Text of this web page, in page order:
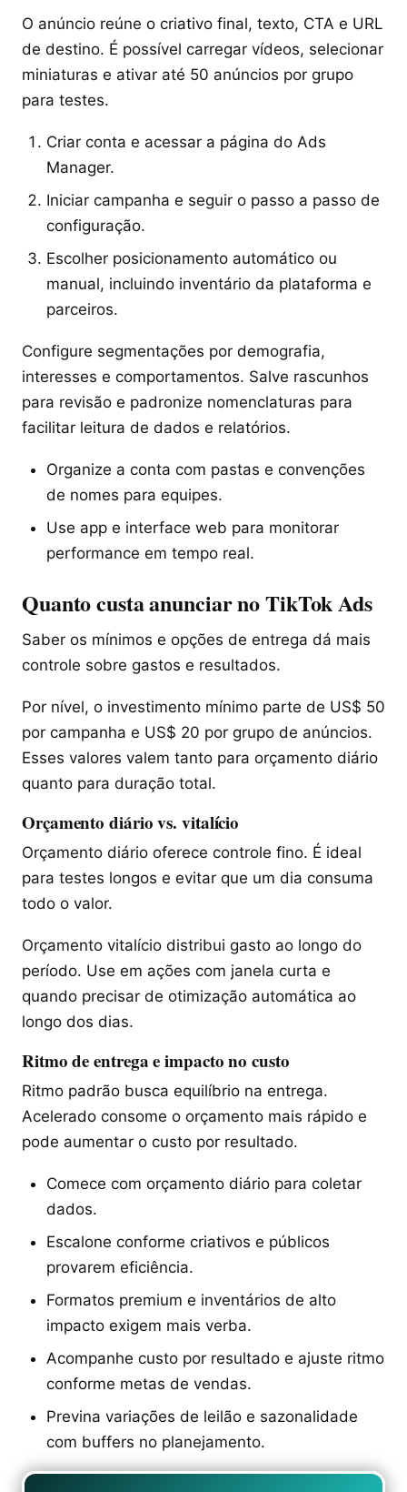
O anúncio reúne o criativo final, texto, CTA e URL
de destino. É possível carregar vídeos, selecionar
miniaturas e ativar até 50 anúncios por grupo
para testes.
Criar conta e acessar a página do Ads
Manager.
Iniciar campanha e seguir o passo a passo de
configuração.
Escolher posicionamento automático ou
manual, incluindo inventário da plataforma e
parceiros.
Configure segmentações por demografia,
interesses e comportamentos. Salve rascunhos
para revisão e padronize nomenclaturas para
facilitar leitura de dados e relatórios.
Organize a conta com pastas e convenções
de nomes para equipes.
Use app e interface web para monitorar
performance em tempo real.
Quanto custa anunciar no TikTok Ads
Saber os mínimos e opções de entrega dá mais
controle sobre gastos e resultados.
Por nível, o investimento mínimo parte de US$ 50
por campanha e US$ 20 por grupo de anúncios.
Esses valores valem tanto para orçamento diário
quanto para duração total.
Orçamento diário vs. vitalício
Orçamento diário oferece controle fino. É ideal
para testes longos e evitar que um dia consuma
todo o valor.
Orçamento vitalício distribui gasto ao longo do
período. Use em ações com janela curta e
quando precisar de otimização automática ao
longo dos dias.
Ritmo de entrega e impacto no custo
Ritmo padrão busca equilíbrio na entrega.
Acelerado consome o orçamento mais rápido e
pode aumentar o custo por resultado.
Comece com orçamento diário para coletar
dados.
Escalone conforme criativos e públicos
provarem eficiência.
Formatos premium e inventários de alto
impacto exigem mais verba.
Acompanhe custo por resultado e ajuste ritmo
conforme metas de vendas.
Previna variações de leilão e sazonalidade
com buffers no planejamento.